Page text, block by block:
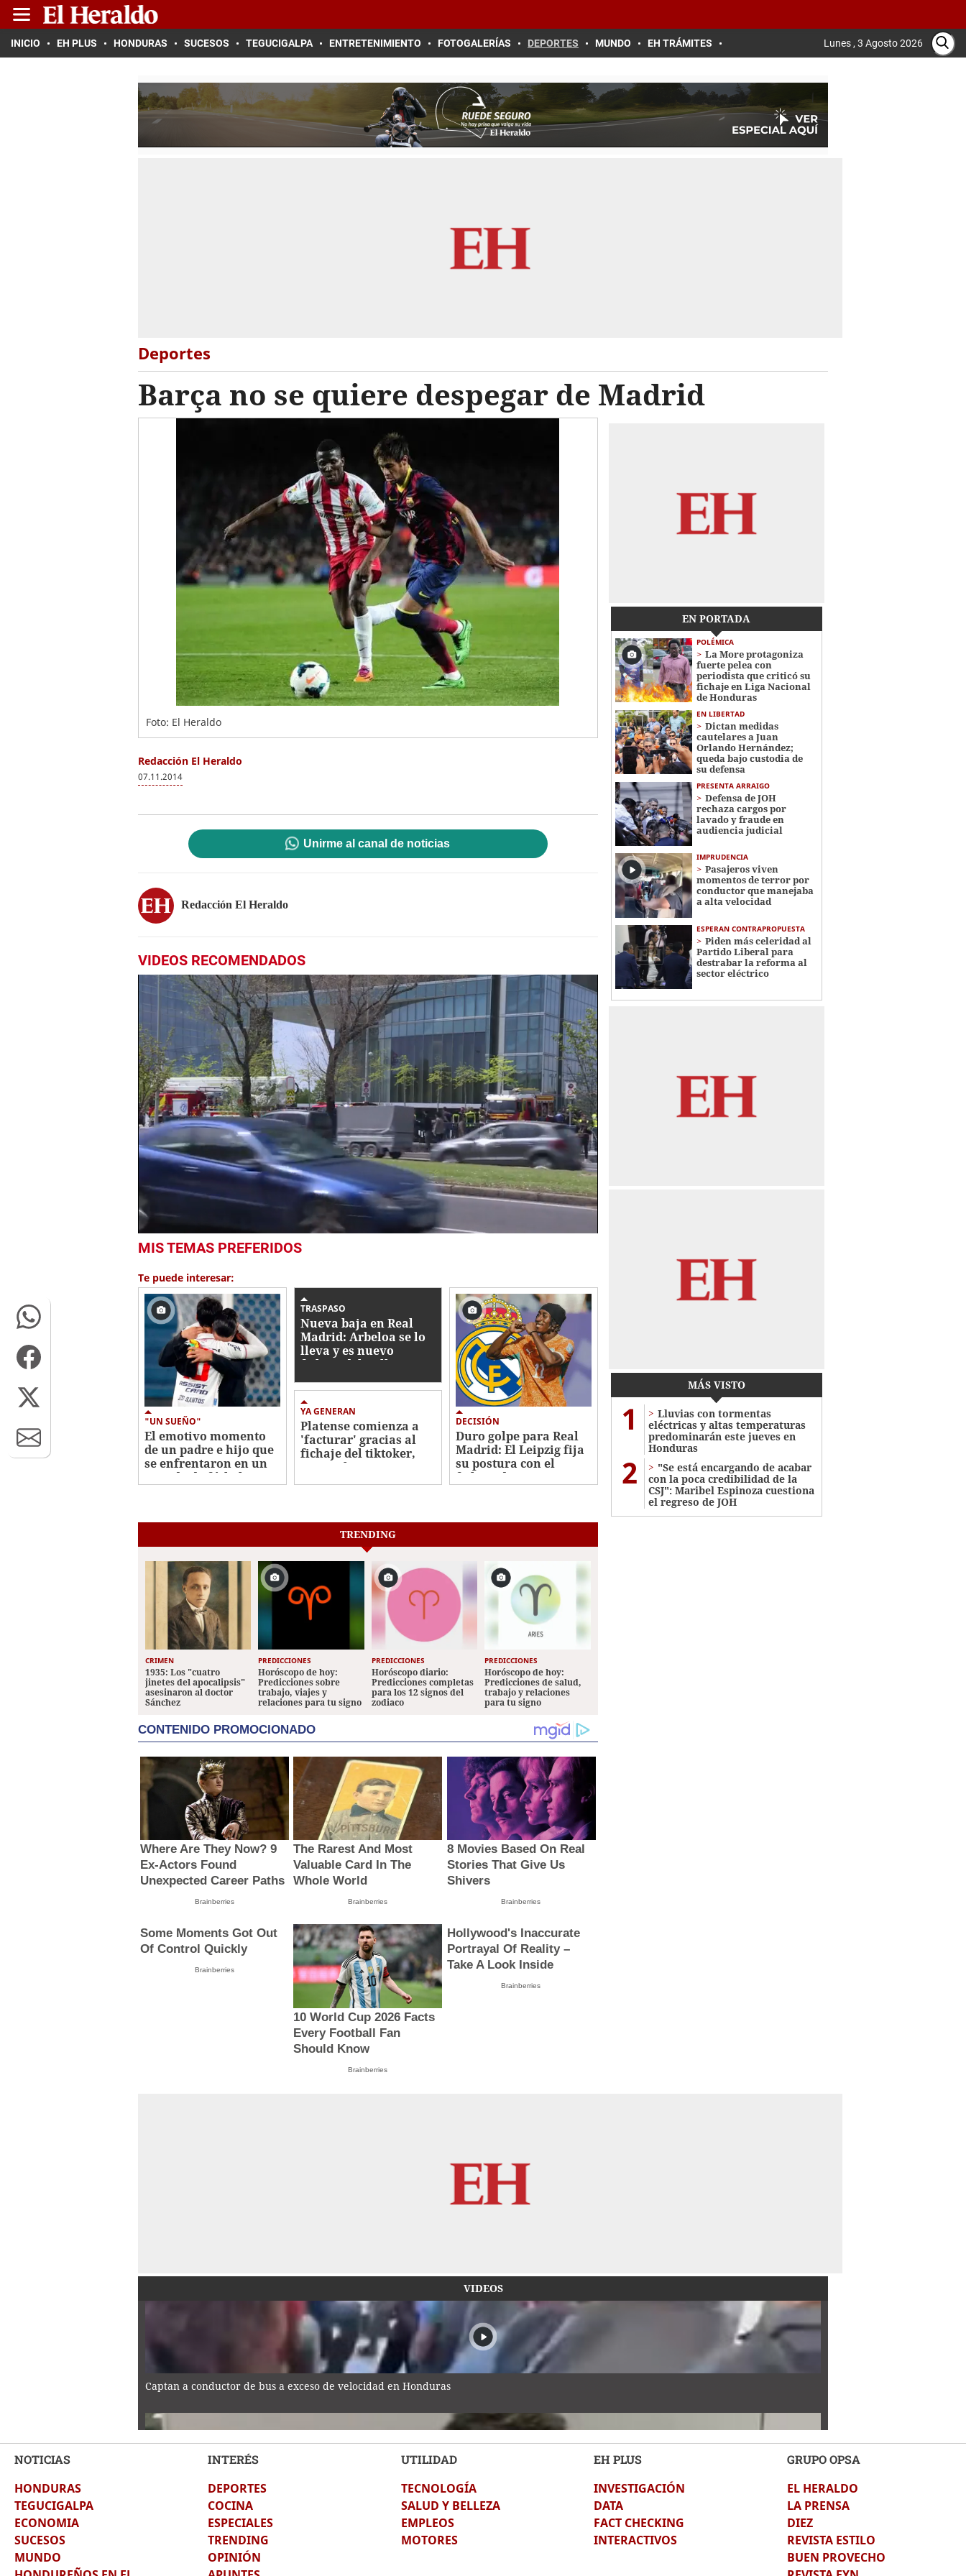
INICIO EH PLUS HONDURAS SUCESOS TEGUCIGALPA ENTRETENIMIENTO FOTOGALERÍAS DEPORTES MUNDO EH TRÁMITES Lunes , 3 Agosto 2026
Deportes
Barça no se quiere despegar de Madrid
Foto: El Heraldo
Redacción El Heraldo
07.11.2014
Unirme al canal de noticias
Redacción El Heraldo
VIDEOS RECOMENDADOS
seconds
49
secondsVolume
0%
MIS TEMAS PREFERIDOS
Te puede interesar:
"UN SUEÑO"
El emotivo momento
de un padre e hijo que
se enfrentaron en un
partido de fútbol en
TRASPASO
Nueva baja en Real
Madrid: Arbeloa se lo
lleva y es nuevo
fichaje del Fulham
YA GENERAN
Platense comienza a
'facturar' gracias al
fichaje del tiktoker,
Davis Flow
DECISIÓN
Duro golpe para Real
Madrid: El Leipzig fija
su postura con el
fichaje de Yan
EN PORTADA
POLÉMICA
La More protagoniza
fuerte pelea con
periodista que criticó su
fichaje en Liga Nacional
de Honduras
EN LIBERTAD
Dictan medidas
cautelares a Juan
Orlando Hernández;
queda bajo custodia de
su defensa
PRESENTA ARRAIGO
Defensa de JOH
rechaza cargos por
lavado y fraude en
audiencia judicial
IMPRUDENCIA
Pasajeros viven
momentos de terror por
conductor que manejaba
a alta velocidad
ESPERAN CONTRAPROPUESTA
Piden más celeridad al
Partido Liberal para
destrabar la reforma al
sector eléctrico
MÁS VISTO
1
Lluvias con tormentas
eléctricas y altas temperaturas
predominarán este jueves en
Honduras
2
"Se está encargando de acabar
con la poca credibilidad de la
CSJ": Maribel Espinoza cuestiona
el regreso de JOH
TRENDING
CRIMEN
1935: Los "cuatro
jinetes del apocalipsis"
asesinaron al doctor
Sánchez
PREDICCIONES
Horóscopo de hoy:
Predicciones sobre
trabajo, viajes y
relaciones para tu signo
PREDICCIONES
Horóscopo diario:
Predicciones completas
para los 12 signos del
zodiaco
PREDICCIONES
Horóscopo de hoy:
Predicciones de salud,
trabajo y relaciones
para tu signo
CONTENIDO PROMOCIONADO
Where Are They Now? 9
Ex-Actors Found
Unexpected Career Paths
Brainberries
The Rarest And Most
Valuable Card In The
Whole World
Brainberries
8 Movies Based On Real
Stories That Give Us
Shivers
Brainberries
Some Moments Got Out
Of Control Quickly
Brainberries
10 World Cup 2026 Facts
Every Football Fan
Should Know
Brainberries
Hollywood's Inaccurate
Portrayal Of Reality –
Take A Look Inside
Brainberries
VIDEOS
Captan a conductor de bus a exceso de velocidad en Honduras
NOTICIAS
HONDURAS
TEGUCIGALPA
ECONOMIA
SUCESOS
MUNDO
INTERÉS
DEPORTES
COCINA
ESPECIALES
TRENDING
OPINIÓN
UTILIDAD
TECNOLOGÍA
SALUD Y BELLEZA
EMPLEOS
MOTORES
EH PLUS
INVESTIGACIÓN
DATA
FACT CHECKING
INTERACTIVOS
GRUPO OPSA
EL HERALDO
LA PRENSA
DIEZ
REVISTA ESTILO
BUEN PROVECHO